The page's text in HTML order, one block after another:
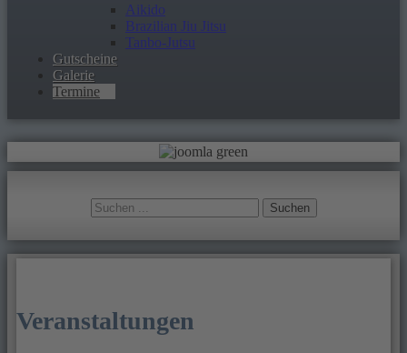
Aikido
Brazilian Jiu Jitsu
Tanbo-Jutsu
Gutscheine
Galerie
Termine
Suchen
Veranstaltungen